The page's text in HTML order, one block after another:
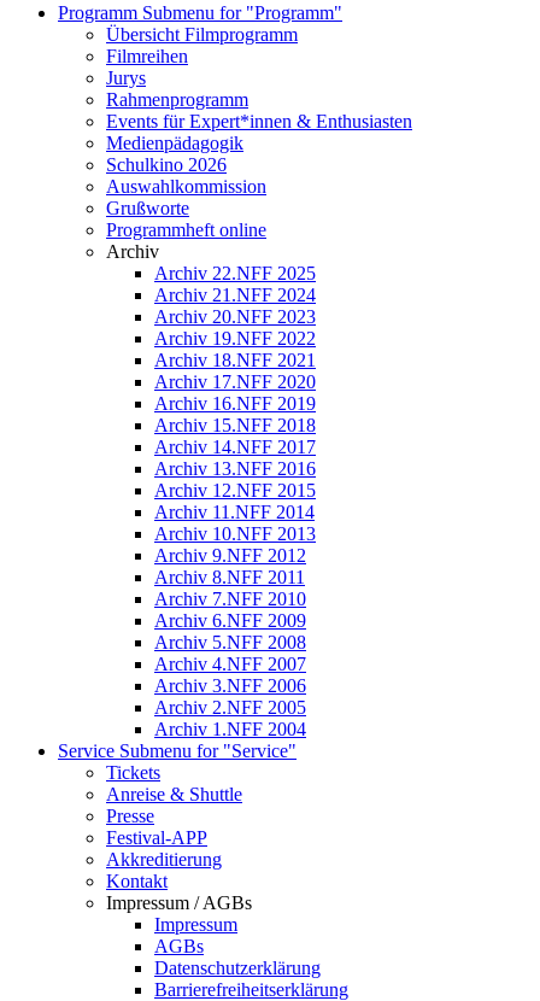
Programm Submenu for "Programm"
Übersicht Filmprogramm
Filmreihen
Jurys
Rahmenprogramm
Events für Expert*innen & Enthusiasten
Medienpädagogik
Schulkino 2026
Auswahlkommission
Grußworte
Programmheft online
Archiv
Archiv 22.NFF 2025
Archiv 21.NFF 2024
Archiv 20.NFF 2023
Archiv 19.NFF 2022
Archiv 18.NFF 2021
Archiv 17.NFF 2020
Archiv 16.NFF 2019
Archiv 15.NFF 2018
Archiv 14.NFF 2017
Archiv 13.NFF 2016
Archiv 12.NFF 2015
Archiv 11.NFF 2014
Archiv 10.NFF 2013
Archiv 9.NFF 2012
Archiv 8.NFF 2011
Archiv 7.NFF 2010
Archiv 6.NFF 2009
Archiv 5.NFF 2008
Archiv 4.NFF 2007
Archiv 3.NFF 2006
Archiv 2.NFF 2005
Archiv 1.NFF 2004
Service Submenu for "Service"
Tickets
Anreise & Shuttle
Presse
Festival-APP
Akkreditierung
Kontakt
Impressum / AGBs
Impressum
AGBs
Datenschutzerklärung
Barrierefreiheitserklärung